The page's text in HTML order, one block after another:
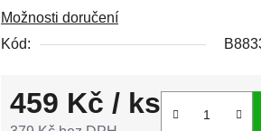
Možnosti doručení
Kód:
459 Kč / ks